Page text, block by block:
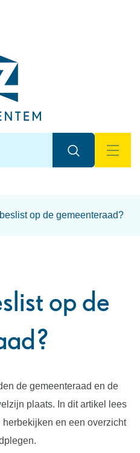
Zoeken
op de gemeenteraad?
op de
de gemeenteraad en de
plaats. In dit artikel lees
en een overzicht